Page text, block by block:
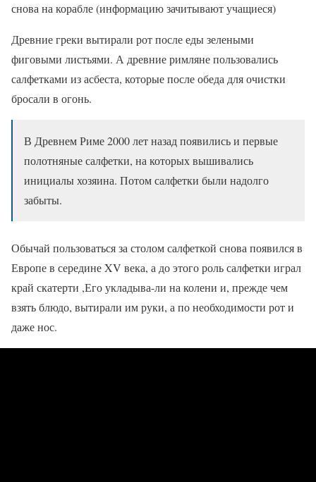
снова на корабле (информацию зачитывают учащиеся)
Древние греки вытирали рот после еды зелеными
фиговыми листьями. А древние римляне пользовались
салфетками из асбеста, которые после обеда для очистки
бросали в огонь.
В Древнем Риме 2000 лет назад появились и первые
полотняные салфетки, на которых вышивались
инициалы хозяина. Потом салфетки были надолго
забыты.
Обычай пользоваться за столом салфеткой снова появился в
Европе в середине XV века, а до этого роль салфетки играл
край скатерти ,Его укладыва-ли на колени и, прежде чем
взять блюдо, вытирали им руки, а по необходимости рот и
даже нос.